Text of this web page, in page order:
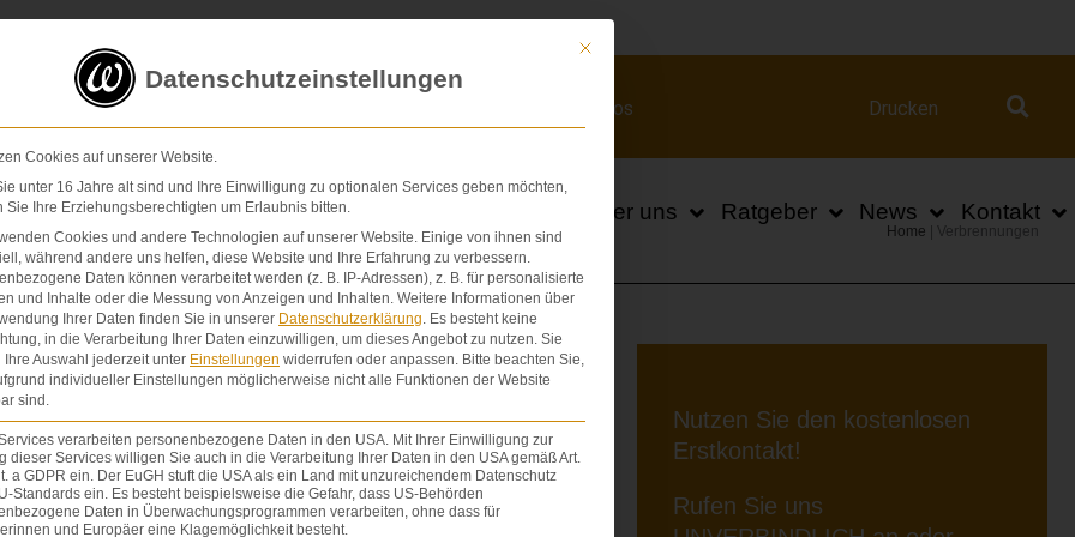
E-Mail Videos Drucken
& Schadensersatz Über uns Ratgeber News Kontakt
Home Verbrennungen
DIN-NORMEN
Nutzen Sie den kostenlosen
Erstkontakt!
Rufen Sie uns
Mit diesem Button wird der Dialog geschlossen. Seine Funktionalität ist
Datenschutzeinstellungen
Cookies auf unserer Website.
unter 16 Jahre alt sind und Ihre Einwilligung zu optionalen Services geben möchten,
Sie Ihre Erziehungsberechtigten um Erlaubnis bitten.
Cookies und andere Technologien auf unserer Website. Einige von ihnen sind
während andere uns helfen, diese Website und Ihre Erfahrung zu verbessern.
Daten können verarbeitet werden (z. B. IP-Adressen), z. B. für personalisierte
und Inhalte oder die Messung von Anzeigen und Inhalten. Weitere Informationen über
Ihrer Daten finden Sie in unserer Datenschutzerklärung. Es besteht keine
in die Verarbeitung Ihrer Daten einzuwilligen, um dieses Angebot zu nutzen. Sie
Ihre Auswahl jederzeit unter Einstellungen widerrufen oder anpassen. Bitte beachten Sie,
individueller Einstellungen möglicherweise nicht alle Funktionen der Website
sind.
verarbeiten personenbezogene Daten in den USA. Mit Ihrer Einwilligung zur
dieser Services willigen Sie auch in die Verarbeitung Ihrer Daten in den USA gemäß Art.
a GDPR ein. Der EuGH stuft die USA als ein Land mit unzureichendem Datenschutz
Standards ein. Es besteht beispielsweise die Gefahr, dass US-Behörden
Daten in Überwachungsprogrammen verarbeiten, ohne dass für
und Europäer eine Klagemöglichkeit besteht.